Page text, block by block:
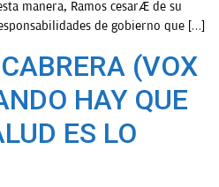
manera, Ramos cesará de su
de gobierno que […]
(VOX
HAY QUE
ES LO